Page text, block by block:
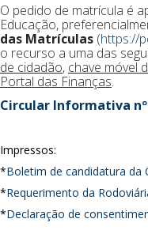
O pedido de matrícula é
Educação,
das Matrículas (https://
o recurso a uma das
de cidadão, chave móvel
Portal das Finanças.
Circular Informativa
Impressos:
*Boletim de candidatura da
*Requerimento da
*Declaração de